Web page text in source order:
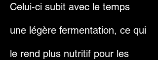
Celui-ci subit avec le temps
une légère fermentation, ce qui
le rend plus nutritif pour les